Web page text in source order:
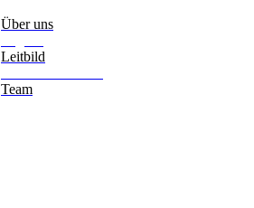
Über uns
Leitbild
Team